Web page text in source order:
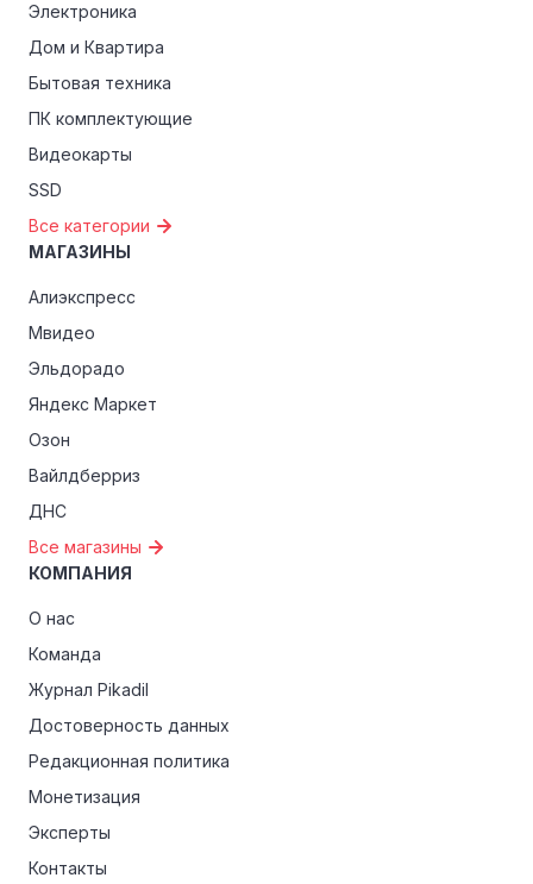
Особые скидки:
критериям, проверьте, предоставляет ли Восток
ветеранов или пенсионеров.
Электроника
Дом и Квартира
Бытовая техника
ПК комплектующие
Видеокарты
SSD
Все категории
МАГАЗИНЫ
Алиэкспресс
Мвидео
Эльдорадо
Яндекс Маркет
Озон
Вайлдберриз
ДНС
Все магазины
КОМПАНИЯ
О нас
Команда
Журнал Pikadil
Достоверность данных
Редакционная политика
Монетизация
Эксперты
Контакты